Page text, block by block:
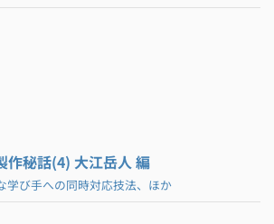
作秘話(4) 大江岳人 編
学び手への同時対応技法、ほか